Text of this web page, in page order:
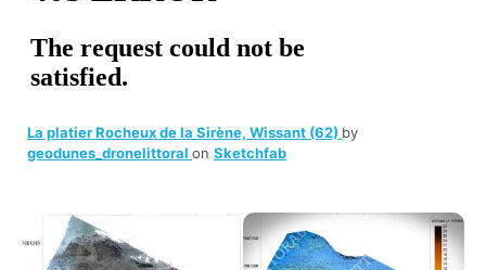
La platier Rocheux de la Sirène, Wissant (62) by
geodunes_dronelittoral on Sketchfab